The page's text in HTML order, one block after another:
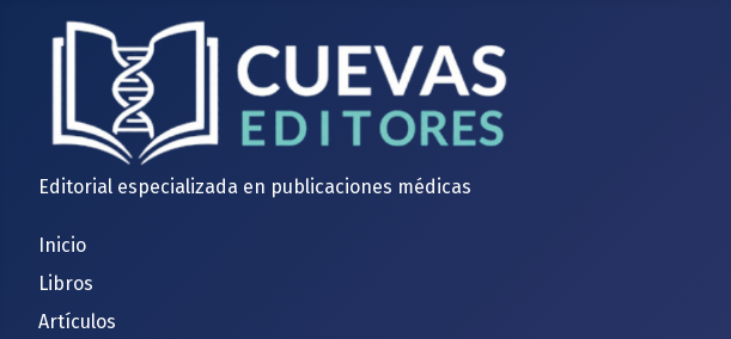
Editorial especializada en publicaciones médicas
Inicio
Libros
Artículos